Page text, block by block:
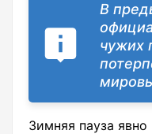
В
чужих
Зимняя пауза